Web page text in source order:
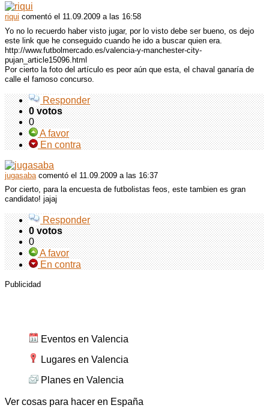
riqui comentó el 11.09.2009 a las 16:58
Yo no lo recuerdo haber visto jugar, por lo visto debe ser bueno, os dejo
este link que he conseguido cuando he ido a buscar quien era.
http://www.futbolmercado.es/valencia-y-manchester-city-
pujan_article15096.html
Por cierto la foto del artículo es peor aún que esta, el chaval ganaría de
calle el famoso concurso.
Responder
0 votos
0
A favor
En contra
jugasaba comentó el 11.09.2009 a las 16:37
Por cierto, para la encuesta de futbolistas feos, este tambien es gran
candidato! jajaj
Responder
0 votos
0
A favor
En contra
Publicidad
Eventos en Valencia
Lugares en Valencia
Planes en Valencia
Ver cosas para hacer en España